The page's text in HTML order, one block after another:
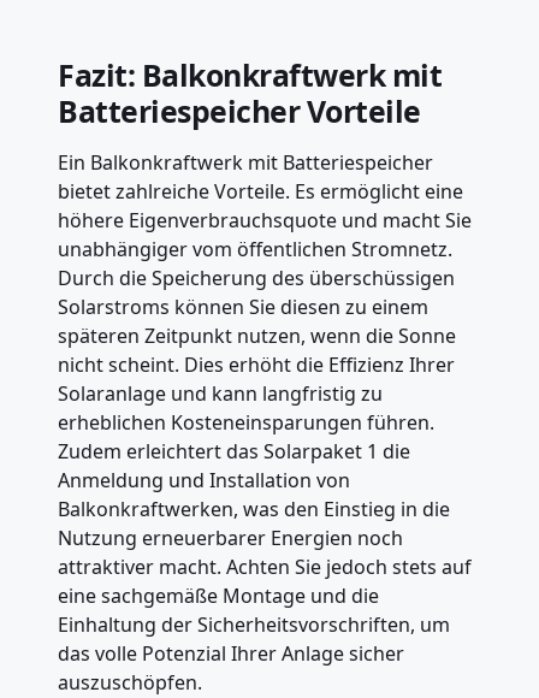
Fazit: Balkonkraftwerk mit
Batteriespeicher Vorteile
Ein Balkonkraftwerk mit Batteriespeicher
bietet zahlreiche Vorteile. Es ermöglicht eine
höhere Eigenverbrauchsquote und macht Sie
unabhängiger vom öffentlichen Stromnetz.
Durch die Speicherung des überschüssigen
Solarstroms können Sie diesen zu einem
späteren Zeitpunkt nutzen, wenn die Sonne
nicht scheint. Dies erhöht die Effizienz Ihrer
Solaranlage und kann langfristig zu
erheblichen Kosteneinsparungen führen.
Zudem erleichtert das Solarpaket 1 die
Anmeldung und Installation von
Balkonkraftwerken, was den Einstieg in die
Nutzung erneuerbarer Energien noch
attraktiver macht. Achten Sie jedoch stets auf
eine sachgemäße Montage und die
Einhaltung der Sicherheitsvorschriften, um
das volle Potenzial Ihrer Anlage sicher
auszuschöpfen.